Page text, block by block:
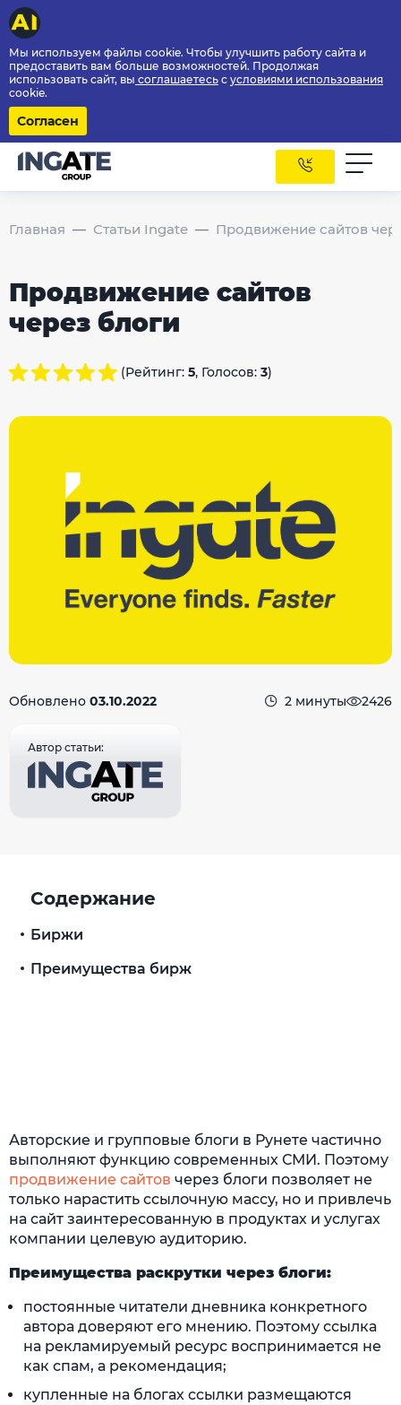
Мы используем файлы cookie. Чтобы улучшить работу сайта и
предоставить вам больше возможностей. Продолжая
использовать сайт, вы соглашаетесь с условиями использования
cookie.
Согласен
Главная Статьи Ingate Продвижение сайтов
Продвижение сайтов
через блоги
(Рейтинг: 5, Голосов: 3)
Обновлено 03.10.2022 2 минуты 2426
Автор статьи:
Авторские и групповые блоги в Рунете частично
выполняют функцию современных СМИ. Поэтому
продвижение сайтов через блоги позволяет не
только нарастить ссылочную массу, но и привлечь
на сайт заинтересованную в продуктах и услугах
компании целевую аудиторию.
Преимущества раскрутки через блоги:
постоянные читатели дневника конкретного
автора доверяют его мнению. Поэтому ссылка
на рекламируемый ресурс воспринимается не
как спам, а рекомендация;
купленные на блогах ссылки размещаются
Содержание
Биржи
Преимущества бирж